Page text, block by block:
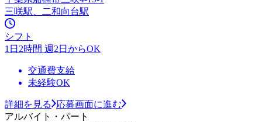
三咲駅、二和向台駅
シフト
1日2時間 週2日からOK
交通費支給
未経験OK
詳細を見る
応募画面に進む
アルバイト・パート